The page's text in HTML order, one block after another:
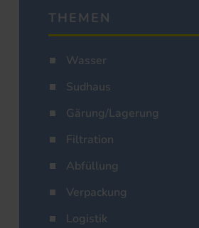
THEMEN
Wasser
Sudhaus
Gärung/Lagerung
Filtration
Abfüllung
Verpackung
Logistik